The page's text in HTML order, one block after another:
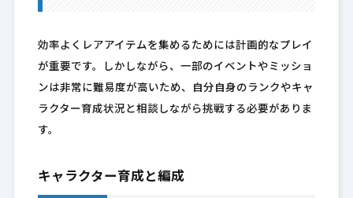
効率よくレアアイテムを集めるためには計画的なプレイ
が重要です。しかしながら、一部のイベントやミッショ
ンは非常に難易度が高いため、自分自身のランクやキャ
ラクター育成状況と相談しながら挑戦する必要がありま
す。
キャラクター育成と編成